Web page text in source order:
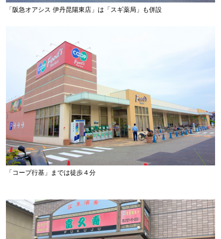
「阪急オアシス 伊丹昆陽東店」は「スギ薬局」も併設
「コープ行基」までは徒歩４分